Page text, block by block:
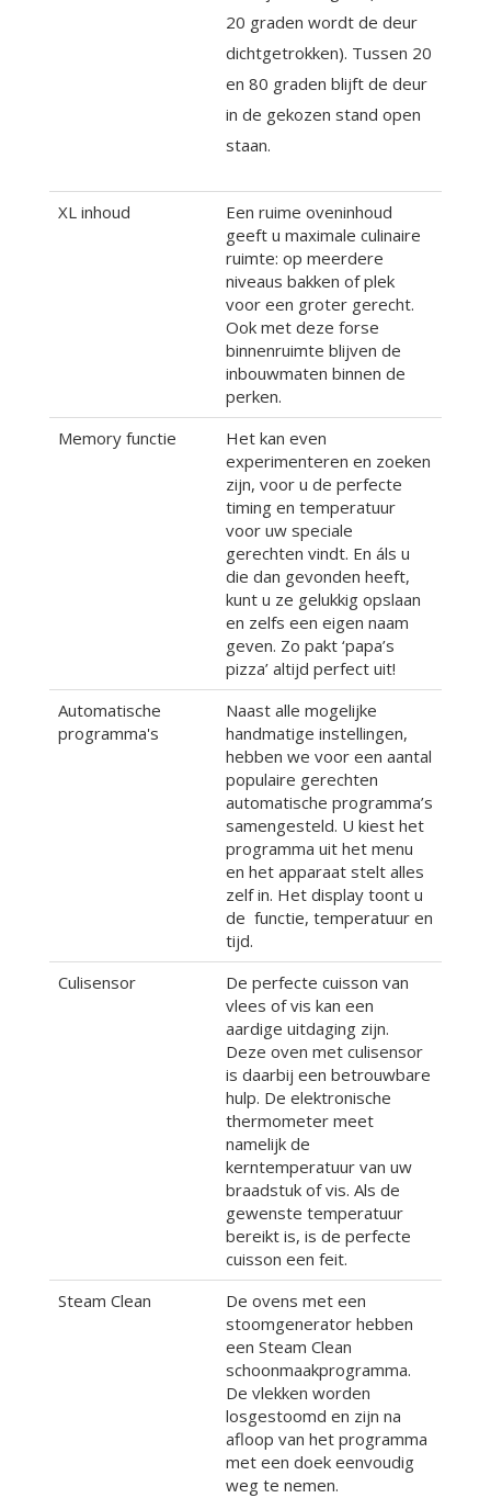
20 graden wordt de deur
dichtgetrokken). Tussen 20
en 80 graden blijft de deur
in de gekozen stand open
staan.
XL inhoud
Een ruime oveninhoud
geeft u maximale culinaire
ruimte: op meerdere
niveaus bakken of plek
voor een groter gerecht.
Ook met deze forse
binnenruimte blijven de
inbouwmaten binnen de
perken.
Memory functie
Het kan even
experimenteren en zoeken
zijn, voor u de perfecte
timing en temperatuur
voor uw speciale
gerechten vindt. En áls u
die dan gevonden heeft,
kunt u ze gelukkig opslaan
en zelfs een eigen naam
geven. Zo pakt ‘papa’s
pizza’ altijd perfect uit!
Automatische
programma's
Naast alle mogelijke
handmatige instellingen,
hebben we voor een aantal
populaire gerechten
automatische programma’s
samengesteld. U kiest het
programma uit het menu
en het apparaat stelt alles
zelf in. Het display toont u
de functie, temperatuur en
tijd.
Culisensor
De perfecte cuisson van
vlees of vis kan een
aardige uitdaging zijn.
Deze oven met culisensor
is daarbij een betrouwbare
hulp. De elektronische
thermometer meet
namelijk de
kerntemperatuur van uw
braadstuk of vis. Als de
gewenste temperatuur
bereikt is, is de perfecte
cuisson een feit.
Steam Clean
De ovens met een
stoomgenerator hebben
een Steam Clean
schoonmaakprogramma.
De vlekken worden
losgestoomd en zijn na
afloop van het programma
met een doek eenvoudig
weg te nemen.